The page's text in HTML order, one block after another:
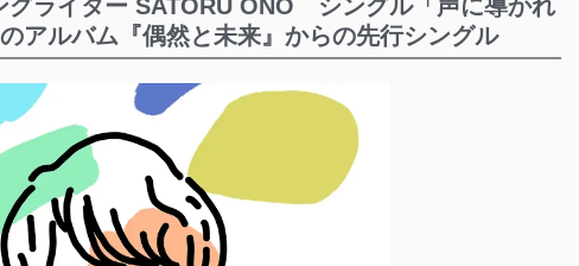
グライター SATORU ONO シングル「声に導かれ
アルバム『偶然と未来』からの先行シングル